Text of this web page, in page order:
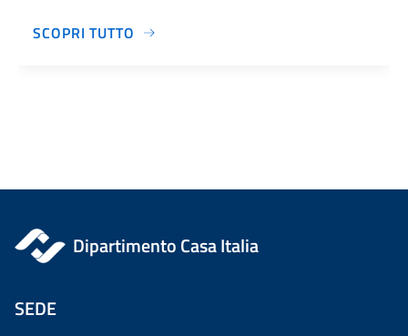
SCOPRI TUTTO
Dipartimento Casa Italia
SEDE